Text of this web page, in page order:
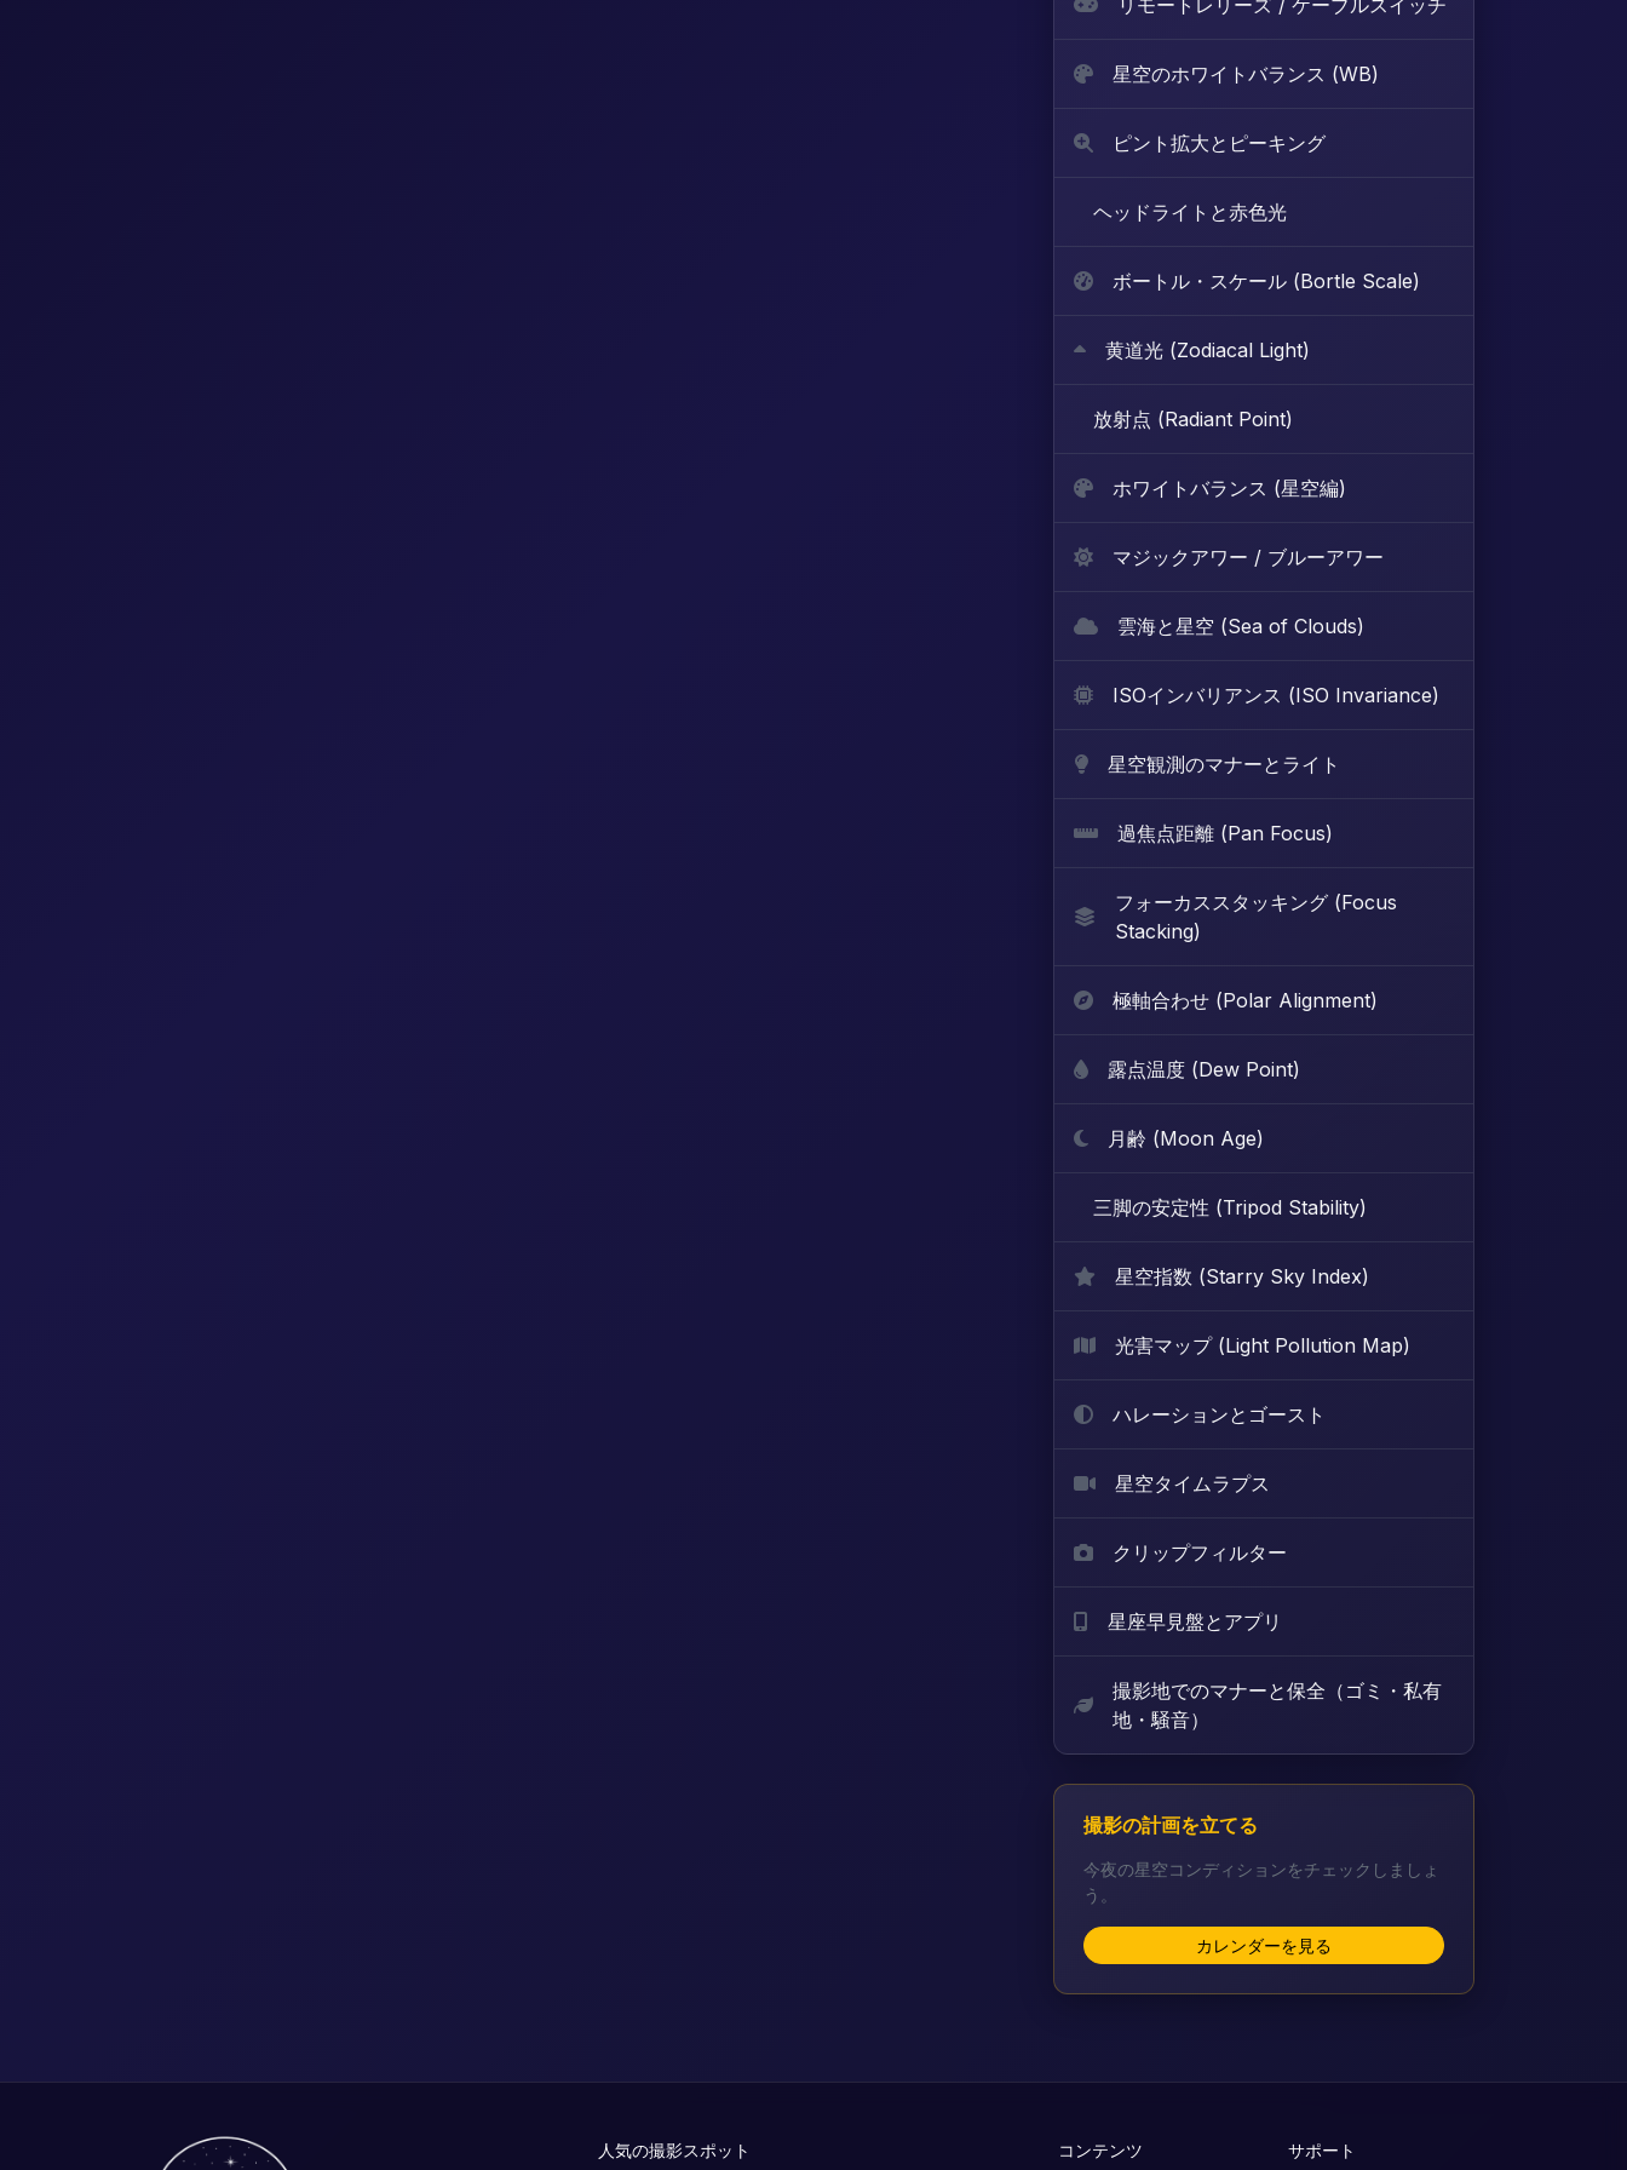
星空のホワイトバランス (WB)
ピント拡大とピーキング
ヘッドライトと赤色光
ボートル・スケール (Bortle Scale)
黄道光 (Zodiacal Light)
放射点 (Radiant Point)
ホワイトバランス (星空編)
マジックアワー / ブルーアワー
雲海と星空 (Sea of Clouds)
ISOインバリアンス (ISO Invariance)
星空観測のマナーとライト
過焦点距離 (Pan Focus)
フォーカススタッキング (Focus
Stacking)
極軸合わせ (Polar Alignment)
露点温度 (Dew Point)
月齢 (Moon Age)
三脚の安定性 (Tripod Stability)
星空指数 (Starry Sky Index)
光害マップ (Light Pollution Map)
ハレーションとゴースト
星空タイムラプス
クリップフィルター
星座早見盤とアプリ
撮影地でのマナーと保全（ゴミ・私有
地・騒音）
撮影の計画を立てる
今夜の星空コンディションをチェックしましょ
う。
カレンダーを見る
人気の撮影スポット コンテンツ サポート